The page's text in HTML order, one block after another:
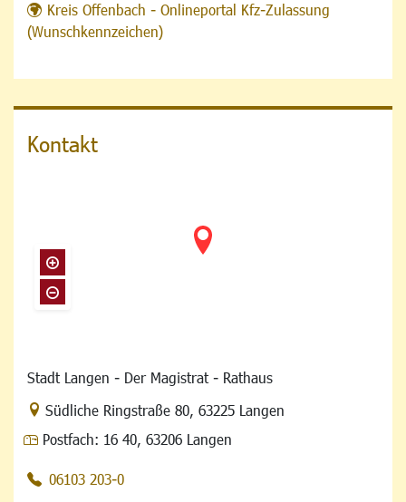
Kreis Offenbach - Onlineportal Kfz-Zulassung
(Wunschkennzeichen)
Kontakt
Stadt Langen - Der Magistrat - Rathaus
Link zur Google-Maps Navigation
Südliche Ringstraße 80, 63225 Langen
Postfach: 16 40, 63206 Langen
06103 203-0